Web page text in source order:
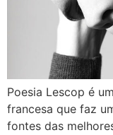
Poesia Lescop é
francesa que faz
fontes das